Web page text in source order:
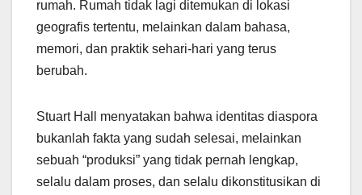
rumah. Rumah tidak lagi ditemukan di lokasi
geografis tertentu, melainkan dalam bahasa,
memori, dan praktik sehari-hari yang terus
berubah.
Stuart Hall menyatakan bahwa identitas diaspora
bukanlah fakta yang sudah selesai, melainkan
sebuah “produksi” yang tidak pernah lengkap,
selalu dalam proses, dan selalu dikonstitusikan di